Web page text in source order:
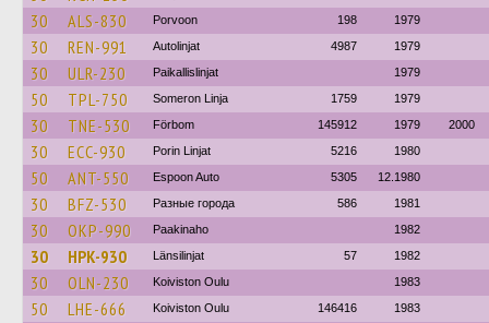
30 ALS-830 Porvoon 198 1979
30 REN-991 Autolinjat 4987 1979
30 ULR-230 Paikallislinjat 1979
50 TPL-750 Someron Linja 1759 1979
30 TNE-530 Förbom 145912 1979 2000
30 ECC-930 Porin Linjat 5216 1980
50 ANT-550 Espoon Auto 5305 12.1980
30 BFZ-530 Разные города 586 1981
30 OKP-990 Paakinaho 1982
30 HPK-930 Länsilinjat 57 1982
30 OLN-230 Koiviston Oulu 1983
50 LHE-666 Koiviston Oulu 146416 1983